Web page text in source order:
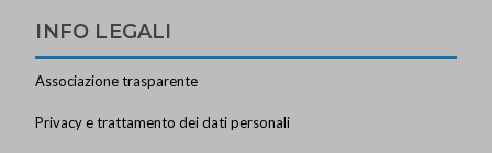
INFO LEGALI
Associazione trasparente
Privacy e trattamento dei dati personali